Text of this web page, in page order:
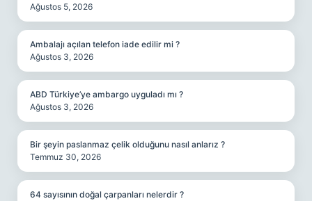
Ağustos 5, 2026
Ambalajı açılan telefon iade edilir mi ?
Ağustos 3, 2026
ABD Türkiye’ye ambargo uyguladı mı ?
Ağustos 3, 2026
Bir şeyin paslanmaz çelik olduğunu nasıl anlarız ?
Temmuz 30, 2026
64 sayısının doğal çarpanları nelerdir ?